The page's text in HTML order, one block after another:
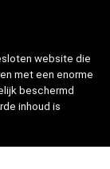
website die
met een enorme
beschermd
inhoud is